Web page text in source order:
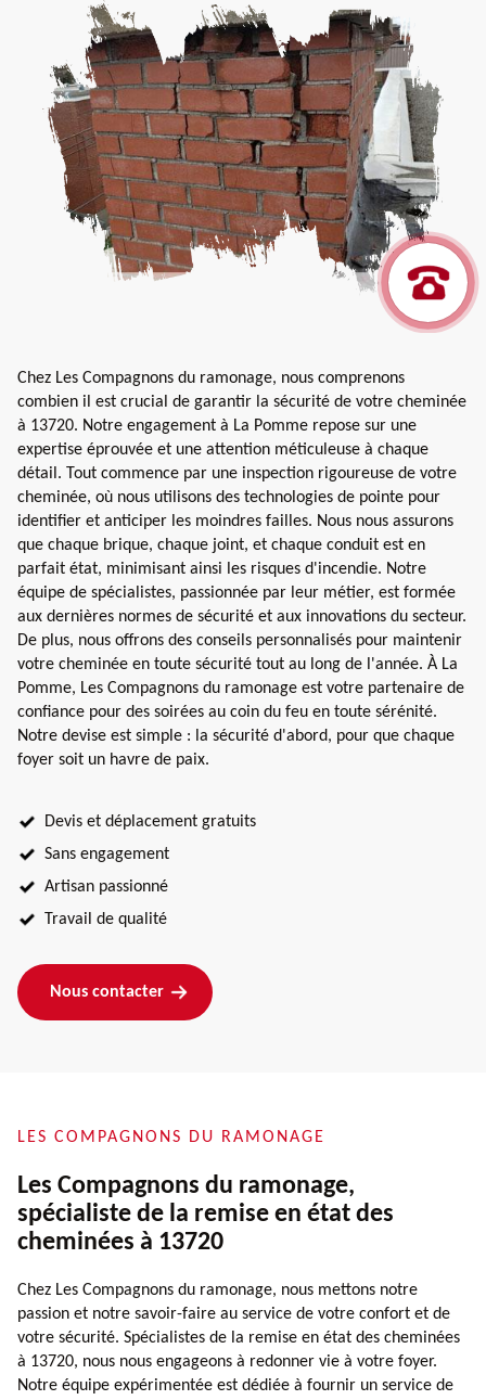
Chez Les Compagnons du ramonage, nous comprenons
combien il est crucial de garantir la sécurité de votre cheminée
à 13720. Notre engagement à La Pomme repose sur une
expertise éprouvée et une attention méticuleuse à chaque
détail. Tout commence par une inspection rigoureuse de votre
cheminée, où nous utilisons des technologies de pointe pour
identifier et anticiper les moindres failles. Nous nous assurons
que chaque brique, chaque joint, et chaque conduit est en
parfait état, minimisant ainsi les risques d'incendie. Notre
équipe de spécialistes, passionnée par leur métier, est formée
aux dernières normes de sécurité et aux innovations du secteur.
De plus, nous offrons des conseils personnalisés pour maintenir
votre cheminée en toute sécurité tout au long de l'année. À La
Pomme, Les Compagnons du ramonage est votre partenaire de
confiance pour des soirées au coin du feu en toute sérénité.
Notre devise est simple : la sécurité d'abord, pour que chaque
foyer soit un havre de paix.
Devis et déplacement gratuits
Sans engagement
Artisan passionné
Travail de qualité
Nous contacter
LES COMPAGNONS DU RAMONAGE
Les Compagnons du ramonage,
spécialiste de la remise en état des
cheminées à 13720
Chez Les Compagnons du ramonage, nous mettons notre
passion et notre savoir-faire au service de votre confort et de
votre sécurité. Spécialistes de la remise en état des cheminées
à 13720, nous nous engageons à redonner vie à votre foyer.
Notre équipe expérimentée est dédiée à fournir un service de